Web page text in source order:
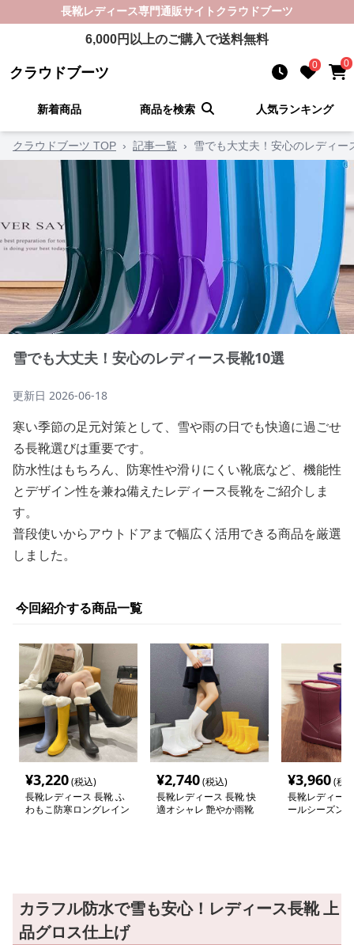
長靴レディース専門通販サイト クラウドブーツ
6,000円以上のご購入で送料無料
クラウドブーツ 0 0
新着商品 商品を検索 人気ランキング
クラウドブーツ TOP › 記事一覧 › 雪でも大丈夫！安心のレディー
雪でも大丈夫！安心のレディース長靴10選
更新日 2026-06-18
寒い季節の足元対策として、雪や雨の日でも快適に過ごせ
る長靴選びは重要です。
防水性はもちろん、防寒性や滑りにくい靴底など、機能性
とデザイン性を兼ね備えたレディース長靴をご紹介しま
す。
普段使いからアウトドアまで幅広く活用できる商品を厳選
しました。
今回紹介する商品一覧
¥3,220(税込)
長靴レディース 長靴 ふ
わもこ防寒ロングレイン
¥2,740(税込)
長靴レディース 長靴 快
適オシャレ 艶やか雨靴
¥3,960(税
長靴レディー
ールシーズン
カラフル防水で雪も安心！レディース長靴 上
品グロス仕上げ